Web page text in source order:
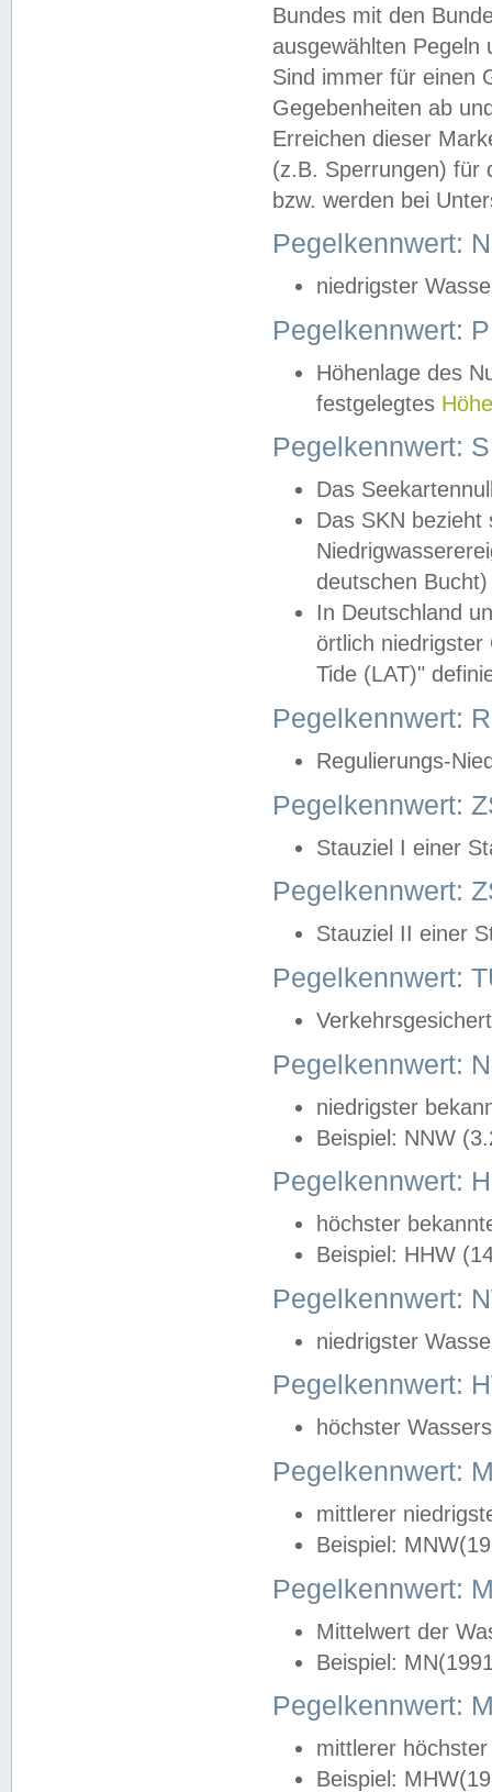
Bundes mit den
ausgewählten
Sind immer für einen
Gegebenheiten ab
Erreichen dieser
(z.B. Sperrungen) für
bzw. werden bei
Pegelkennwert:
niedrigster
Pegelkennwert:
Höhenlage des
festgelegtes
Pegelkennwert:
Das
Das SKN
deutschen
In Deutschland
örtlich
Tide (LAT)"
Pegelkennwert:
Regulierungs-
Pegelkennwert:
Stauziel I einer
Pegelkennwert:
Stauziel II einer
Pegelkennwert:
Pegelkennwert:
niedrigster
Beispiel: NNW
Pegelkennwert:
höchster
Beispiel: HHW
Pegelkennwert:
niedrigster
Pegelkennwert:
höchster
Pegelkennwert:
mittlerer
Beispiel:
Pegelkennwert:
Mittelwert der
Beispiel:
Pegelkennwert:
mittlerer
Beispiel: